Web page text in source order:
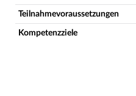
Teilnahmevoraussetzungen
Kompetenzziele